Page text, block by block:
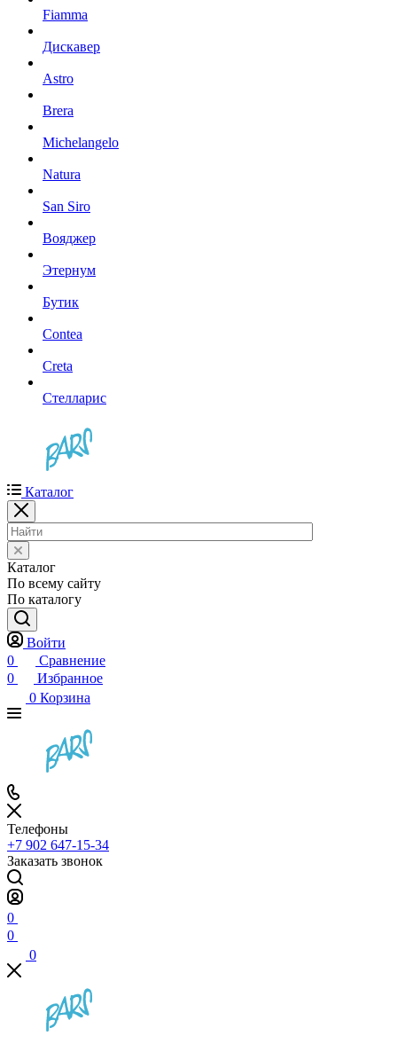
Fiamma
Дискавер
Astro
Brera
Michelangelo
Natura
San Siro
Вояджер
Этернум
Бутик
Contea
Creta
Стелларис
Каталог
Каталог
По всему сайту
По каталогу
Войти
0
Сравнение
0
Избранное
0 Корзина
Телефоны
+7 902 647-15-34
Заказать звонок
0
0
0